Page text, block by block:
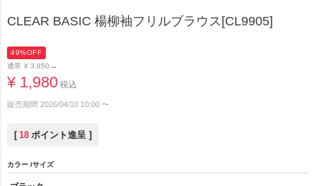
CLEAR BASIC 楊柳袖フリルブラウス[CL9905]
49%OFF
通常 ¥ 3,850 →
¥ 1,980 税込
販売期間 2026/04/10 10:00 〜
[ 18 ポイント進呈 ]
カラー サイズ